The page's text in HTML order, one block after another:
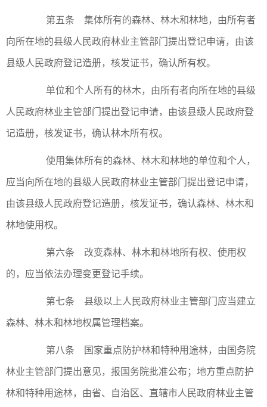
第五条 集体所有的森林、林木和林地，由所有者
向所在地的县级人民政府林业主管部门提出登记申请，由该
县级人民政府登记造册，核发证书，确认所有权。
单位和个人所有的林木，由所有者向所在地的县级
人民政府林业主管部门提出登记申请，由该县级人民政府登
记造册，核发证书，确认林木所有权。
使用集体所有的森林、林木和林地的单位和个人，
应当向所在地的县级人民政府林业主管部门提出登记申请，
由该县级人民政府登记造册，核发证书，确认森林、林木和
林地使用权。
第六条 改变森林、林木和林地所有权、使用权
的，应当依法办理变更登记手续。
第七条 县级以上人民政府林业主管部门应当建立
森林、林木和林地权属管理档案。
第八条 国家重点防护林和特种用途林，由国务院
林业主管部门提出意见，报国务院批准公布；地方重点防护
林和特种用途林，由省、自治区、直辖市人民政府林业主管